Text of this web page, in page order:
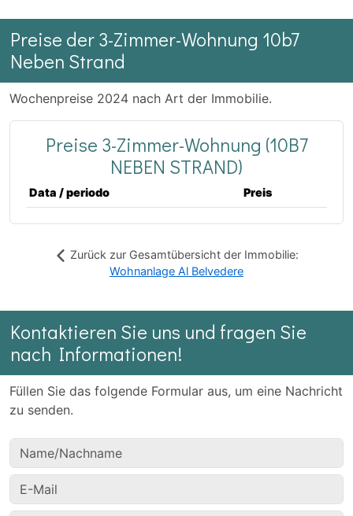
Preise der 3-Zimmer-Wohnung 10b7
Neben Strand
Wochenpreise 2024 nach Art der Immobilie.
Preise 3-Zimmer-Wohnung (10B7
NEBEN STRAND)
Data / periodo Preis
Zurück zur Gesamtübersicht der Immobilie:
Wohnanlage Al Belvedere
Kontaktieren Sie uns und fragen Sie
nach Informationen!
Füllen Sie das folgende Formular aus, um eine Nachricht
zu senden.